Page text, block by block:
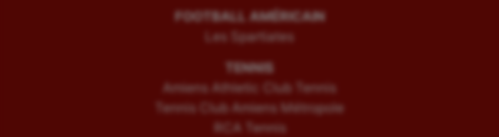
FOOTBALL AMÉRICAIN
Les Spartiates
TENNIS
Amiens Athletic Club Tennis
Tennis Club Amiens Métropole
RCA Tennis